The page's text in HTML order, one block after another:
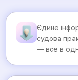
Єдине
судова
— все в